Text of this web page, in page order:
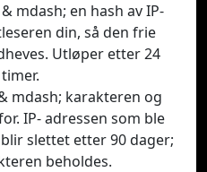
mdash; en hash av IP-
din, så den frie
Utløper etter 24
timer.
mdash; karakteren og
IP- adressen som ble
slettet etter 90 dager;
beholdes.